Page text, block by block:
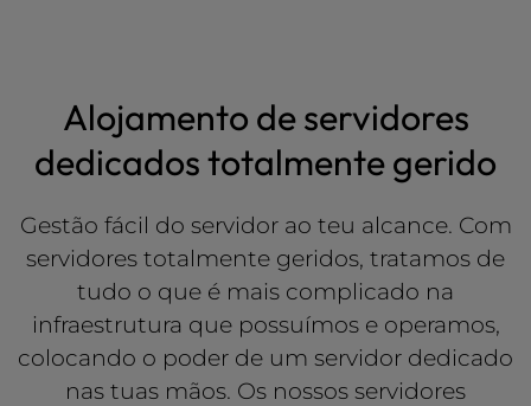
Alojamento de servidores
dedicados totalmente gerido
Gestão fácil do servidor ao teu alcance. Com
servidores totalmente geridos, tratamos de
tudo o que é mais complicado na
infraestrutura que possuímos e operamos,
colocando o poder de um servidor dedicado
nas tuas mãos. Os nossos servidores